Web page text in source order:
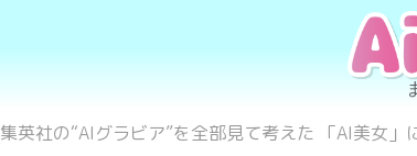
集英社の“AIグラビア”を全部見て考えた 「AI美女